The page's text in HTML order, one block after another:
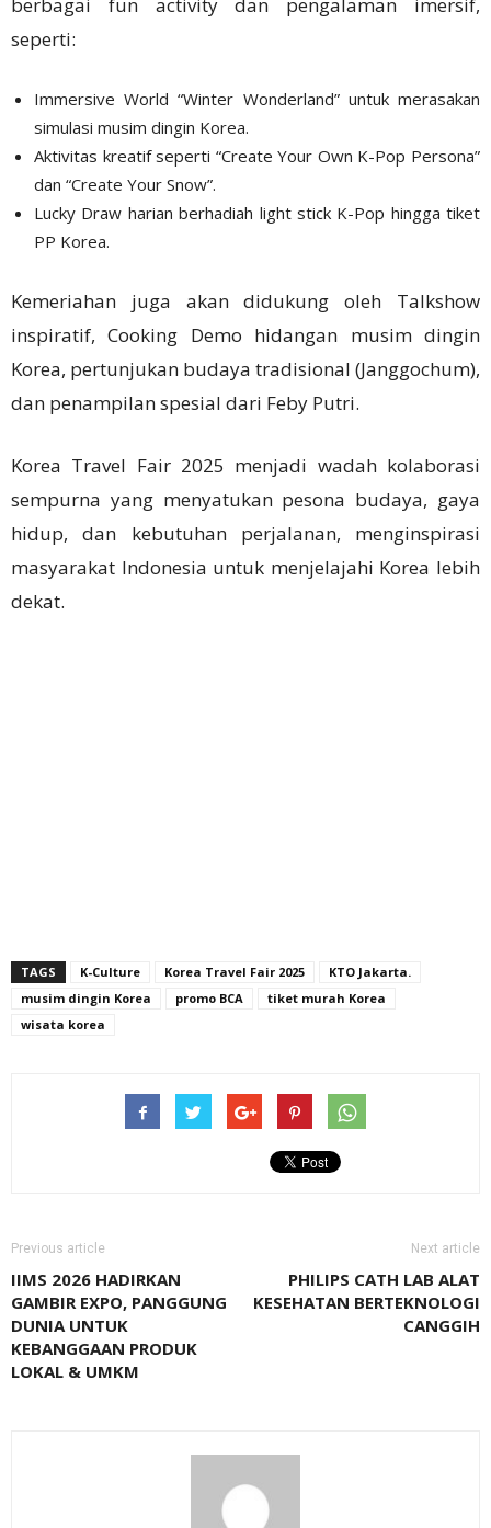
berbagai fun activity dan pengalaman imersif,
seperti:
Immersive World “Winter Wonderland” untuk merasakan
simulasi musim dingin Korea.
Aktivitas kreatif seperti “Create Your Own K-Pop Persona”
dan “Create Your Snow”.
Lucky Draw harian berhadiah light stick K-Pop hingga tiket
PP Korea.
Kemeriahan juga akan didukung oleh Talkshow
inspiratif, Cooking Demo hidangan musim dingin
Korea, pertunjukan budaya tradisional (Janggochum),
dan penampilan spesial dari Feby Putri.
Korea Travel Fair 2025 menjadi wadah kolaborasi
sempurna yang menyatukan pesona budaya, gaya
hidup, dan kebutuhan perjalanan, menginspirasi
masyarakat Indonesia untuk menjelajahi Korea lebih
dekat.
TAGS K-Culture Korea Travel Fair 2025
KTO Jakarta.
musim dingin Korea
promo BCA
tiket murah Korea
wisata korea
Previous article
IIMS 2026 HADIRKAN
GAMBIR EXPO, PANGGUNG
DUNIA UNTUK
KEBANGGAAN PRODUK
LOKAL & UMKM
Next article
PHILIPS CATH LAB ALAT
KESEHATAN BERTEKNOLOGI
CANGGIH